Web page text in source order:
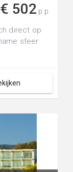
€ 502 p.p.
direct op
sfeer